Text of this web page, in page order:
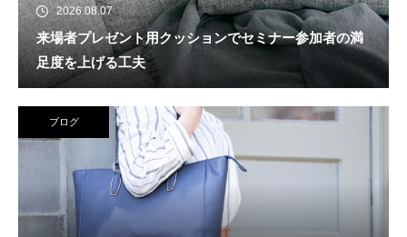
2026.08.07
来場者プレゼント用クッションでセミナー参加者の満
足度を上げる工夫
ブログ